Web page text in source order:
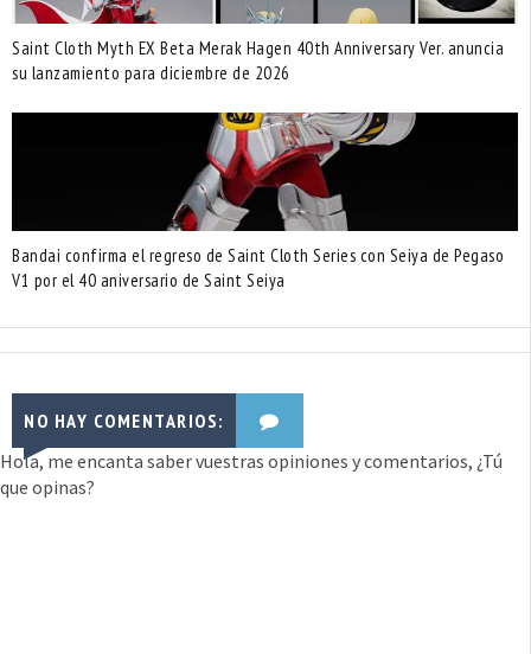
Saint Cloth Myth EX Beta Merak Hagen 40th Anniversary Ver. anuncia
su lanzamiento para diciembre de 2026
Bandai confirma el regreso de Saint Cloth Series con Seiya de Pegaso
V1 por el 40 aniversario de Saint Seiya
NO HAY COMENTARIOS:
Hola, me encanta saber vuestras opiniones y comentarios, ¿Tú
que opinas?